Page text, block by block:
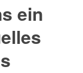
ein